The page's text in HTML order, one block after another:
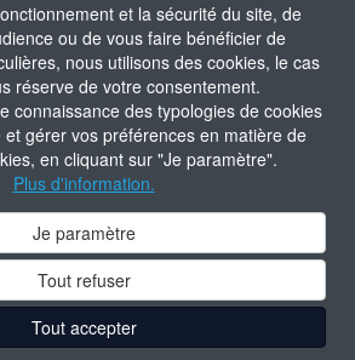
et la sécurité du site, de
ou de vous faire bénéficier de
nous utilisons des cookies, le cas
réserve de votre consentement.
connaissance des typologies de cookies
et gérer vos préférences en matière de
en cliquant sur "Je paramètre".
Plus d'information.
Je paramètre
Tout refuser
Tout accepter